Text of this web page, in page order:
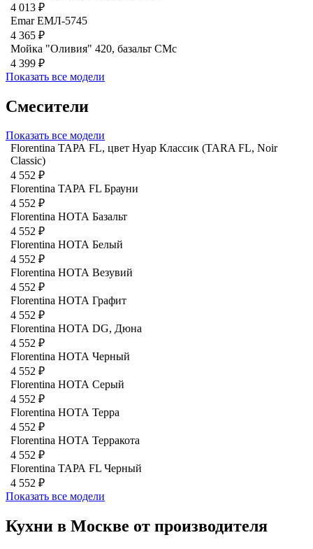
4 013 ₽
Emar ЕМЛ-5745
4 365 ₽
Мойка "Оливия" 420, базальт СМс
4 399 ₽
Показать все модели
Смесители
Показать все модели
Florentina ТАРА FL, цвет Нуар Классик (TARA FL, Noir
Classic)
4 552 ₽
Florentina ТАРА FL Брауни
4 552 ₽
Florentina НОТА Базальт
4 552 ₽
Florentina НОТА Белый
4 552 ₽
Florentina НОТА Везувий
4 552 ₽
Florentina НОТА Графит
4 552 ₽
Florentina НОТА DG, Дюна
4 552 ₽
Florentina НОТА Черный
4 552 ₽
Florentina НОТА Серый
4 552 ₽
Florentina НОТА Терра
4 552 ₽
Florentina НОТА Терракота
4 552 ₽
Florentina ТАРА FL Черный
4 552 ₽
Показать все модели
Кухни в Москве от производителя